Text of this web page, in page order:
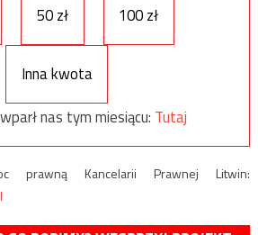
50 zł 100 zł
Inna kwota
nas tym miesiącu: Tutaj
prawną Kancelarii Prawnej Litwin: